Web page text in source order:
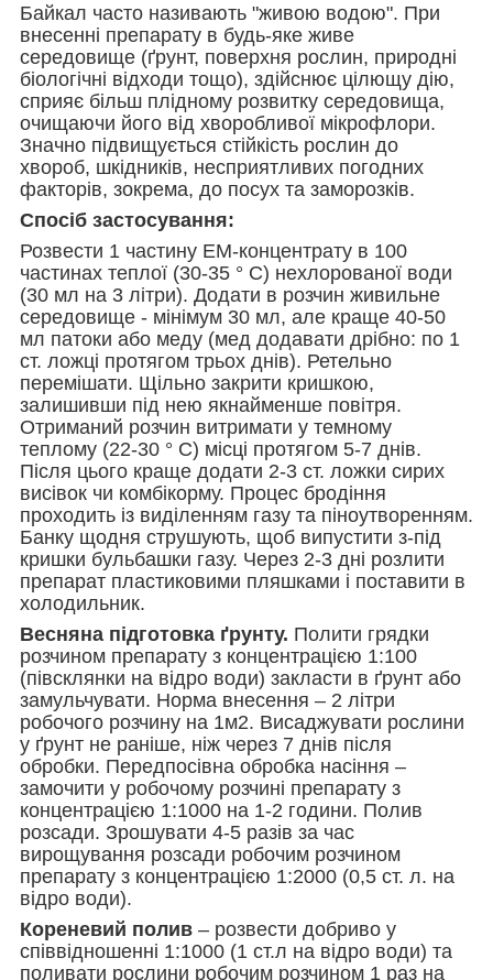
Байкал часто називають "живою водою". При
внесенні препарату в будь-яке живе
середовище (ґрунт, поверхня рослин, природні
біологічні відходи тощо), здійснює цілющу дію,
сприяє більш плідному розвитку середовища,
очищаючи його від хворобливої мікрофлори.
Значно підвищується стійкість рослин до
хвороб, шкідників, несприятливих погодних
факторів, зокрема, до посух та заморозків.
Спосіб застосування:
Розвести 1 частину ЕМ-концентрату в 100
частинах теплої (30-35 ° С) нехлорованої води
(30 мл на 3 літри). Додати в розчин живильне
середовище - мінімум 30 мл, але краще 40-50
мл патоки або меду (мед додавати дрібно: по 1
ст. ложці протягом трьох днів). Ретельно
перемішати. Щільно закрити кришкою,
залишивши під нею якнайменше повітря.
Отриманий розчин витримати у темному
теплому (22-30 ° С) місці протягом 5-7 днів.
Після цього краще додати 2-3 ст. ложки сирих
висівок чи комбікорму. Процес бродіння
проходить із виділенням газу та піноутворенням.
Банку щодня струшують, щоб випустити з-під
кришки бульбашки газу. Через 2-3 дні розлити
препарат пластиковими пляшками і поставити в
холодильник.
Весняна підготовка ґрунту. Полити грядки
розчином препарату з концентрацією 1:100
(півсклянки на відро води) закласти в ґрунт або
замульчувати. Норма внесення – 2 літри
робочого розчину на 1м2. Висаджувати рослини
у ґрунт не раніше, ніж через 7 днів після
обробки. Передпосівна обробка насіння –
замочити у робочому розчині препарату з
концентрацією 1:1000 на 1-2 години. Полив
розсади. Зрошувати 4-5 разів за час
вирощування розсади робочим розчином
препарату з концентрацією 1:2000 (0,5 ст. л. на
відро води).
Кореневий полив – розвести добриво у
співвідношенні 1:1000 (1 ст.л на відро води) та
поливати рослини робочим розчином 1 раз на